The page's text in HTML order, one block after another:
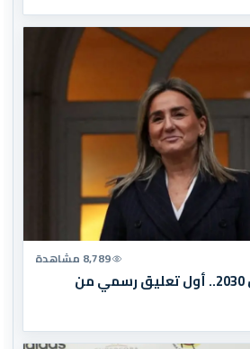
8,789 مشاهدة
جدل نهائي مونديال 2030.. أول تعليق رسمي من